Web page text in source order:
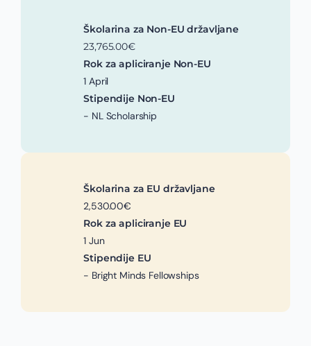
Školarina za Non-EU državljane
23,765.00€
Rok za apliciranje Non-EU
1 April
Stipendije Non-EU
- NL Scholarship
Školarina za EU državljane
2,530.00€
Rok za apliciranje EU
1 Jun
Stipendije EU
- Bright Minds Fellowships